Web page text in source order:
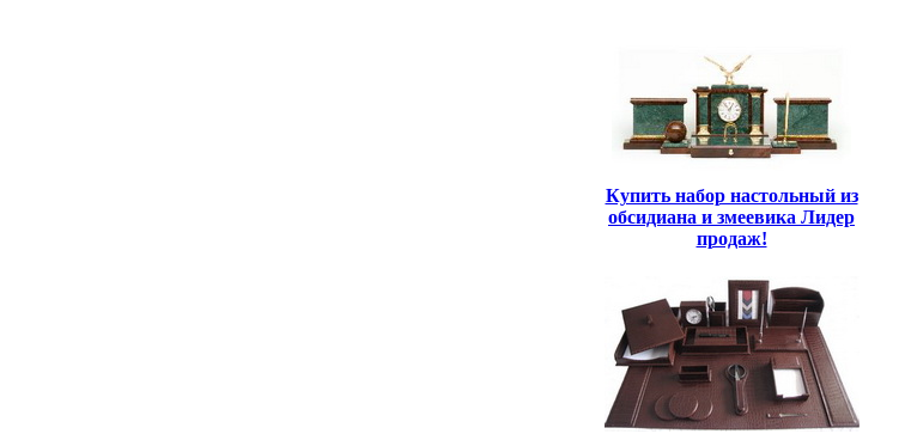
Купить набор настольный из
обсидиана и змеевика Лидер
продаж!